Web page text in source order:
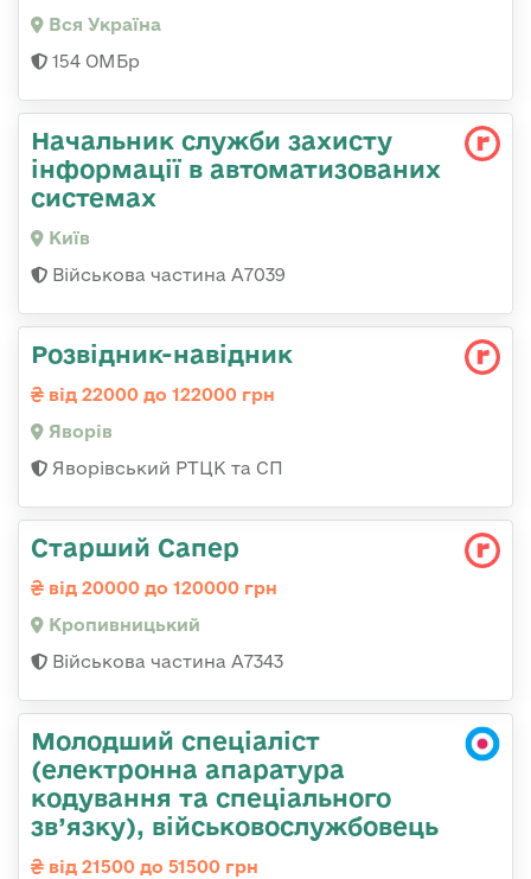
Вся Україна
154 ОМБр
Начальник служби захисту
інформації в автоматизованих
системах
Київ
Військова частина А7039
Розвідник-навідник
від 22000 до 122000 грн
Яворів
Яворівський РТЦК та СП
Старший Сапер
від 20000 до 120000 грн
Кропивницький
Військова частина А7343
Молодший спеціаліст
(електронна апаратура
кодування та спеціального
зв’язку), військовослужбовець
від 21500 до 51500 грн